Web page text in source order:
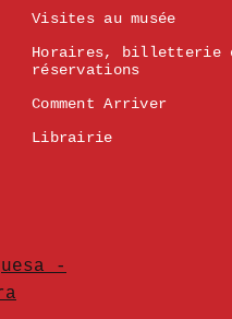
Visites au musée
Horaires, billetterie
réservations
Comment Arriver
Librairie